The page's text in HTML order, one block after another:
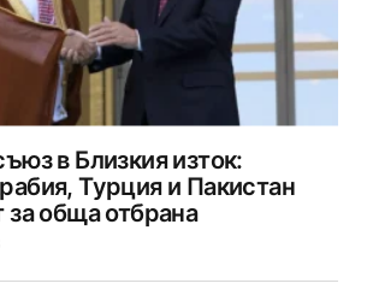
в Близкия изток:
Турция и Пакистан
за обща отбрана